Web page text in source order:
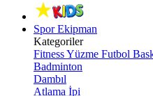
Spor Ekipman
Kategoriler
FitnessYüzme Futbol
Badminton
Dambıl
Atlama İpi